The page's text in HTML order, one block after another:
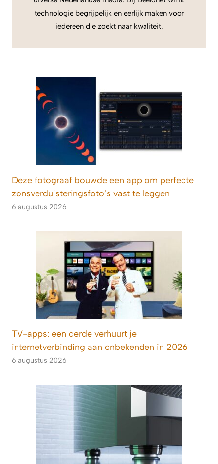
technologie begrijpelijk en eerlijk maken voor
iedereen die zoekt naar kwaliteit.
Deze fotograaf bouwde een app om perfecte
zonsverduisteringsfoto’s vast te leggen
6 augustus 2026
TV-apps: een derde verhuurt je
internetverbinding aan onbekenden in 2026
6 augustus 2026